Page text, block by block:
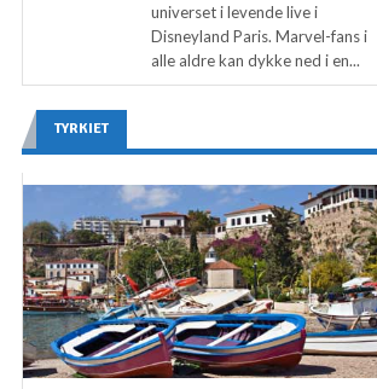
universet i levende live i
Disneyland Paris. Marvel-fans i
alle aldre kan dykke ned i en...
TYRKIET